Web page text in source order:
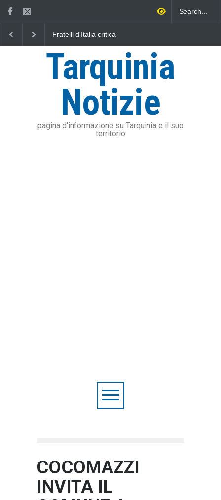
Fratelli d'Italia critica
dell'addizionale IRPEF: "una
stangata per i cittadini"
Viterbo uniti nella difesa del
mare
Tarquinia
Notizie
pagina d'informazione su Tarquinia e il suo
territorio
COCOMAZZI
INVITA IL